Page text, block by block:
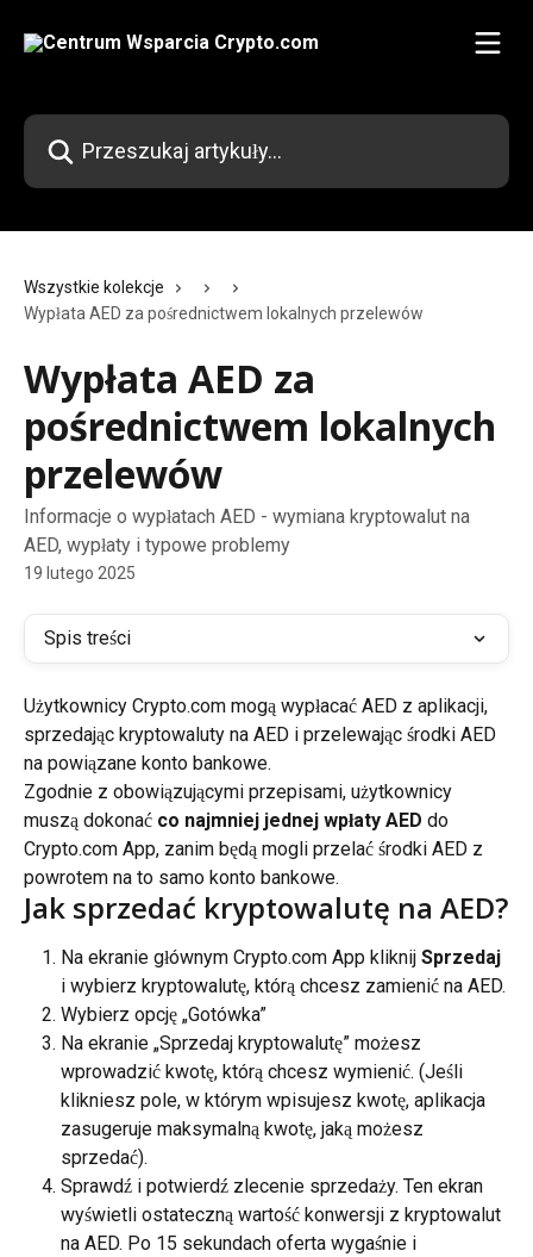
Przeszukaj artykuły...
Wszystkie kolekcje
Wypłata AED za pośrednictwem lokalnych przelewów
Wypłata AED za
pośrednictwem lokalnych
przelewów
Informacje o wypłatach AED - wymiana kryptowalut na
AED, wypłaty i typowe problemy
19 lutego 2025
Spis treści
Użytkownicy Crypto.com mogą wypłacać AED z aplikacji,
sprzedając kryptowaluty na AED i przelewając środki AED
na powiązane konto bankowe.
Zgodnie z obowiązującymi przepisami, użytkownicy
muszą dokonać co najmniej jednej wpłaty AED do
Crypto.com App, zanim będą mogli przelać środki AED z
powrotem na to samo konto bankowe.
Jak sprzedać kryptowalutę na AED?
Na ekranie głównym Crypto.com App kliknij Sprzedaj
i wybierz kryptowalutę, którą chcesz zamienić na AED.
Wybierz opcję „Gotówka”
Na ekranie „Sprzedaj kryptowalutę” możesz
wprowadzić kwotę, którą chcesz wymienić. (Jeśli
klikniesz pole, w którym wpisujesz kwotę, aplikacja
zasugeruje maksymalną kwotę, jaką możesz
sprzedać).
Sprawdź i potwierdź zlecenie sprzedaży. Ten ekran
wyświetli ostateczną wartość konwersji z kryptowalut
na AED. Po 15 sekundach oferta wygaśnie i